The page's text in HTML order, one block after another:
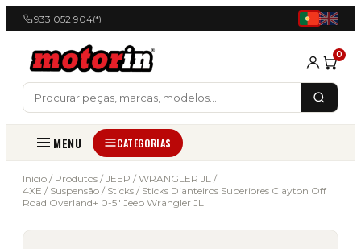
933 052 904(*)
0
MENU CATEGORIAS
Início / Produtos / JEEP / WRANGLER JL /
4XE / Suspensão / Sticks / Sticks Dianteiros Superiores Clayton Off
Road Overland+ 0-5″ Jeep Wrangler JL